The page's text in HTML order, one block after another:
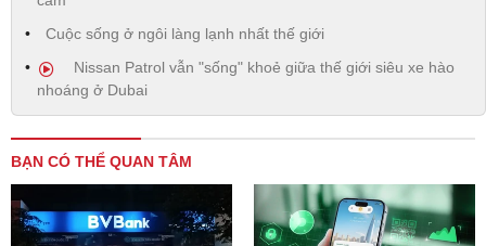
Cuộc sống ở ngôi làng lạnh nhất thế giới
Nissan Patrol vẫn "sống" khoẻ giữa thế giới siêu xe hào
nhoáng ở Dubai
BẠN CÓ THỂ QUAN TÂM